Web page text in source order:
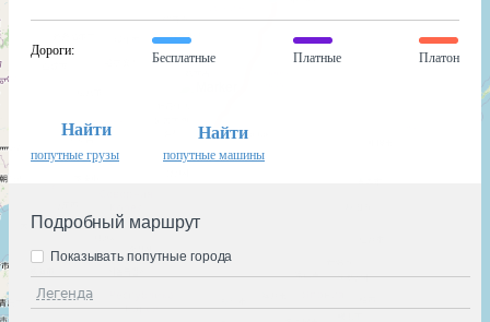
Дороги:
Бесплатные Платные Платон
Найти
попутные грузы
Найти
попутные машины
Подробный маршрут
Легенда
Показывать попутные города